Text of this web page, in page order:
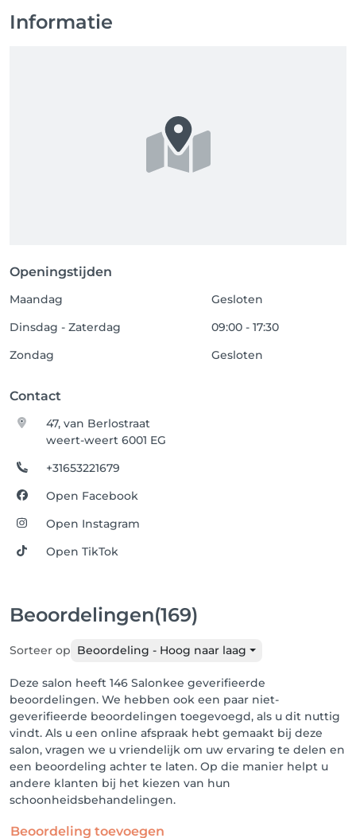
Informatie
Openingstijden
Maandag
Gesloten
Dinsdag - Zaterdag
09:00 - 17:30
Zondag
Gesloten
Contact
47, van Berlostraat
weert-weert 6001 EG
+31653221679
Open Facebook
Open Instagram
Open TikTok
Beoordelingen(169)
Sorteer op Beoordeling - Hoog naar laag
Deze salon heeft 146 Salonkee geverifieerde
beoordelingen. We hebben ook een paar niet-
geverifieerde beoordelingen toegevoegd, als u dit nuttig
vindt. Als u een online afspraak hebt gemaakt bij deze
salon, vragen we u vriendelijk om uw ervaring te delen en
een beoordeling achter te laten. Op die manier helpt u
andere klanten bij het kiezen van hun
schoonheidsbehandelingen.
Beoordeling toevoegen